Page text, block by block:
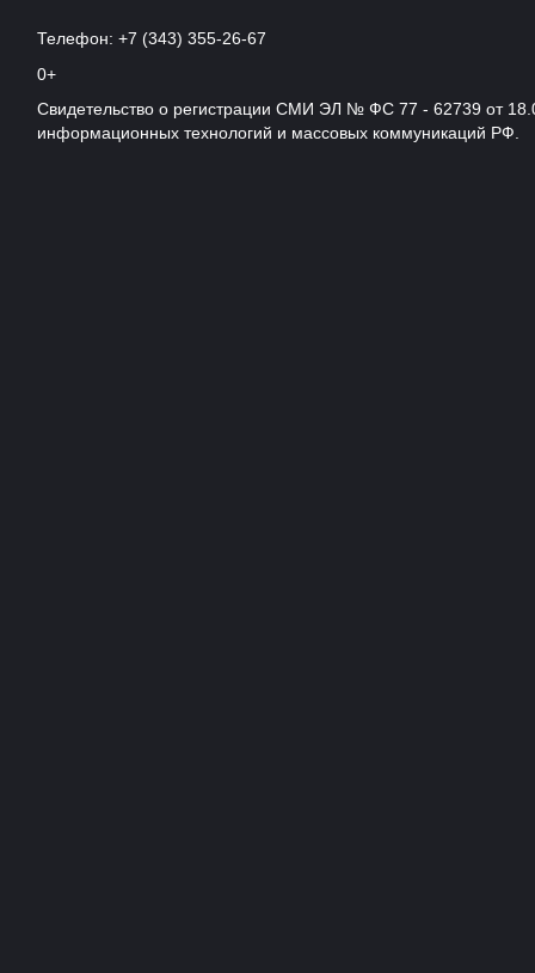
Телефон: +7 (343) 355-26-67
0+
Свидетельство о регистрации СМИ ЭЛ № ФС 77 - 62739 от
информационных технологий и массовых коммуникаций РФ.